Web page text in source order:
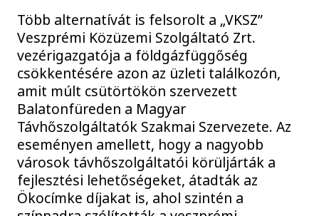
Több alternatívát is felsorolt a „VKSZ”
Veszprémi Közüzemi Szolgáltató Zrt.
vezérigazgatója a földgázfüggőség
csökkentésére azon az üzleti találkozón,
amit múlt csütörtökön szervezett
Balatonfüreden a Magyar
Távhőszolgáltatók Szakmai Szervezete. Az
eseményen amellett, hogy a nagyobb
városok távhőszolgáltatói körüljárták a
fejlesztési lehetőségeket, átadták az
Ökocímke díjakat is, ahol szintén a